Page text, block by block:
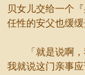
贝女儿交给一个
任性的安父也缓缓
「就是说啊，
我就说这门亲事